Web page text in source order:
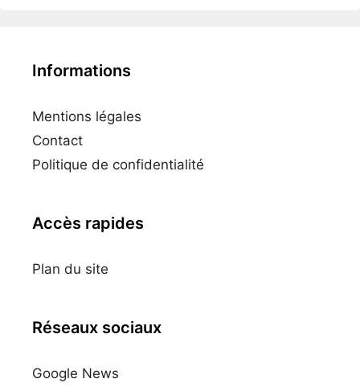
Informations
Mentions légales
Contact
Politique de confidentialité
Accès rapides
Plan du site
Réseaux sociaux
Google News